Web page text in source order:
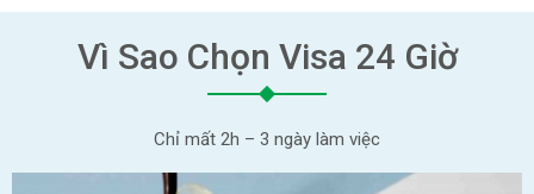
Vì Sao Chọn Visa 24 Giờ
Chỉ mất 2h – 3 ngày làm việc